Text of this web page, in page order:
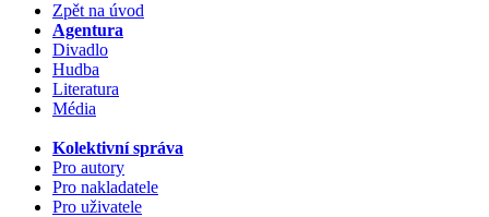
Zpět na úvod
Agentura
Divadlo
Hudba
Literatura
Média
Kolektivní správa
Pro autory
Pro nakladatele
Pro uživatele